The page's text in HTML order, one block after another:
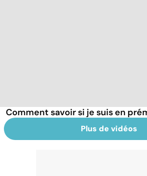
Comment savoir si je suis en
Plus de vidéos